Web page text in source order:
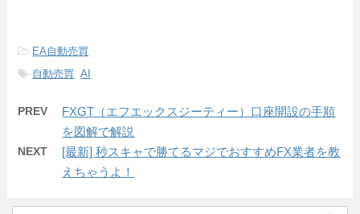
-EA自動売買
-自動売買 ,AI
PREV
FXGT（エフエックスジーティー）口座開設の手順
を図解で解説
NEXT
[最新] 秒スキャで勝てるマジでおすすめFX業者を教
えちゃうよ！